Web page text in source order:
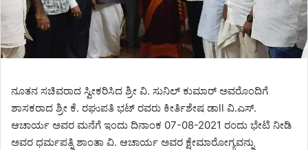
ನೂತನ ಸಚಿವರಾದ ಸ್ವೀಕರಿಸಿದ ಶ್ರೀ ವಿ. ಸುನಿಲ್ ಕುಮಾರ್ ಅವರೊಂದಿಗೆ
ಶಾಸಕರಾದ ಶ್ರೀ ಕೆ. ರಘುಪತಿ ಭಟ್ ರವರು ಕೀರ್ತಿಶೇಷ ಡಾll ವಿ.ಎಸ್.
ಆಚಾರ್ಯ ಅವರ ಮನೆಗೆ ಇಂದು ದಿನಾಂಕ 07-08-2021 ರಂದು ಭೇಟಿ ನೀಡಿ
ಅವರ ಧರ್ಮಪತ್ನಿ ಶಾಂತಾ ವಿ. ಆಚಾರ್ಯ ಅವರ ಕ್ಷೇಮಾರೋಗ್ಯವನ್ನು